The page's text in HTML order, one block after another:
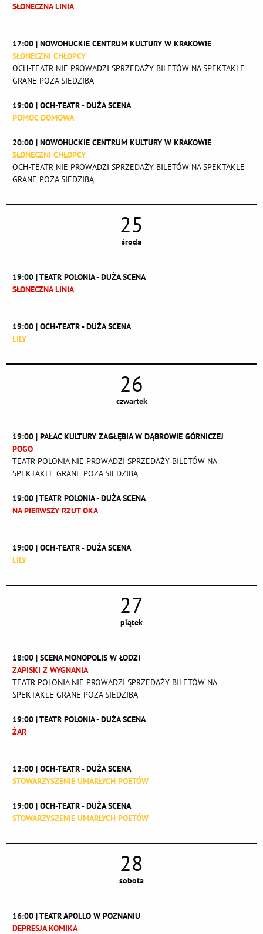
SŁONECZNA LINIA
17:00 | NOWOHUCKIE CENTRUM KULTURY W KRAKOWIE
SŁONECZNI CHŁOPCY
OCH-TEATR NIE PROWADZI SPRZEDAŻY BILETÓW NA SPEKTAKLE
GRANE POZA SIEDZIBĄ
19:00 | OCH-TEATR - DUŻA SCENA
POMOC DOMOWA
20:00 | NOWOHUCKIE CENTRUM KULTURY W KRAKOWIE
SŁONECZNI CHŁOPCY
OCH-TEATR NIE PROWADZI SPRZEDAŻY BILETÓW NA SPEKTAKLE
GRANE POZA SIEDZIBĄ
25
środa
19:00 | TEATR POLONIA - DUŻA SCENA
SŁONECZNA LINIA
19:00 | OCH-TEATR - DUŻA SCENA
LILY
26
czwartek
19:00 | PAŁAC KULTURY ZAGŁĘBIA W DĄBROWIE GÓRNICZEJ
POGO
TEATR POLONIA NIE PROWADZI SPRZEDAŻY BILETÓW NA
SPEKTAKLE GRANE POZA SIEDZIBĄ
19:00 | TEATR POLONIA - DUŻA SCENA
NA PIERWSZY RZUT OKA
19:00 | OCH-TEATR - DUŻA SCENA
LILY
27
piątek
18:00 | SCENA MONOPOLIS W ŁODZI
ZAPISKI Z WYGNANIA
TEATR POLONIA NIE PROWADZI SPRZEDAŻY BILETÓW NA
SPEKTAKLE GRANE POZA SIEDZIBĄ
19:00 | TEATR POLONIA - DUŻA SCENA
ŻAR
12:00 | OCH-TEATR - DUŻA SCENA
STOWARZYSZENIE UMARŁYCH POETÓW
19:00 | OCH-TEATR - DUŻA SCENA
STOWARZYSZENIE UMARŁYCH POETÓW
28
sobota
16:00 | TEATR APOLLO W POZNANIU
DEPRESJA KOMIKA